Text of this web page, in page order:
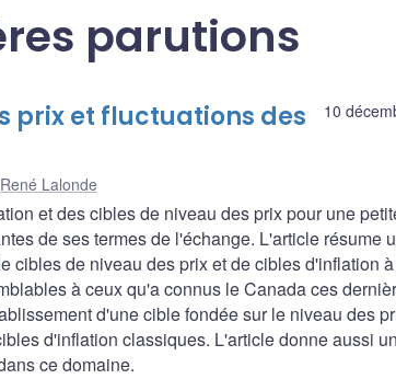
parutions
10
prix et fluctuations des
René Lalonde
et des cibles de niveau des prix pour une
de ses termes de l'échange. L'article résume
cibles de niveau des prix et de cibles d'inflation à
à ceux qu'a connus le Canada ces
d'une cible fondée sur le niveau des
d'inflation classiques. L'article donne aussi un
ce domaine.